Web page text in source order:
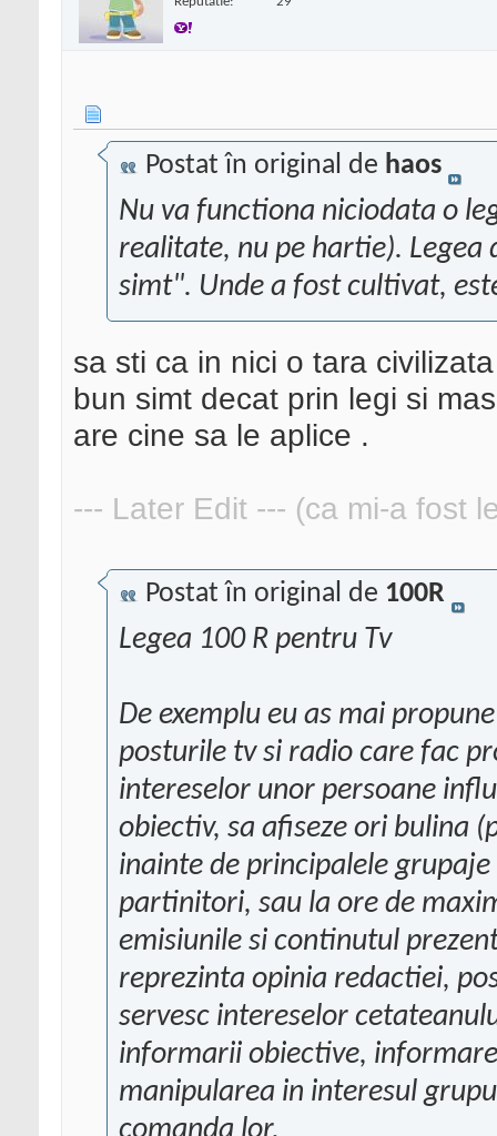
Postat în original de haos
Nu va functiona niciodata o
realitate, nu pe hartie). Legea
simt". Unde a fost cultivat,
sa sti ca in nici o tara
bun simt decat prin legi si
are cine sa le aplice .
--- Later Edit --- (ca mi-a fost
Postat în original de 100R
Legea 100 R pentru Tv
De exemplu eu as mai
posturile tv si radio care fac
intereselor unor persoane
obiectiv, sa afiseze ori bulina
inainte de principalele
partinitori, sau la ore de
emisiunile si continutul
reprezinta opinia redactiei,
servesc intereselor
informarii obiective,
manipularea in interesul